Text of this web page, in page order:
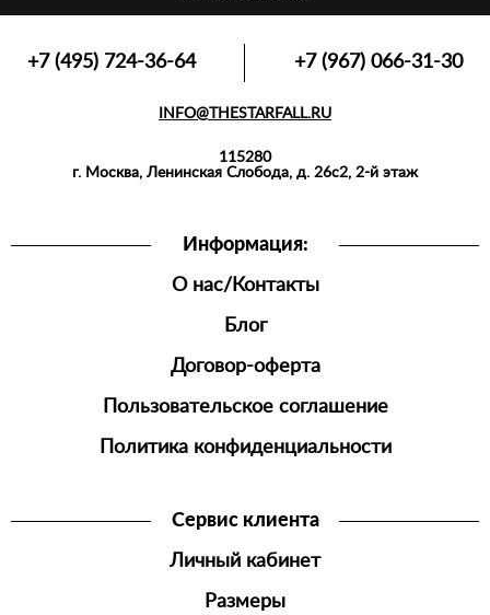
ФУТБОЛКИ,
МАЙКИ,
СПОРТИВНАЯ
ОДЕЖДА
Информация:
О нас/Контакты
Блог
Договор-оферта
Пользовательское соглашение
Политика конфиденциальности
Сервис клиента
Личный кабинет
Размеры
+7 (495) 724-36-64 +7 (967) 066-31-30
INFO@THESTARFALL.RU
115280
г. Москва, Ленинская Слобода, д. 26с2, 2-й этаж